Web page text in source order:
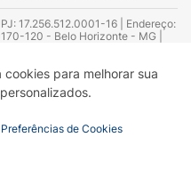
para melhorar sua
Preferências de Cookies
17.256.512.0001-16 | Endereço:
120 - Belo Horizonte - MG |
Silva Alvarenga – CRF 52.584 -
- CRF Nº 13.748. Alvará
da Empresa (AFE):